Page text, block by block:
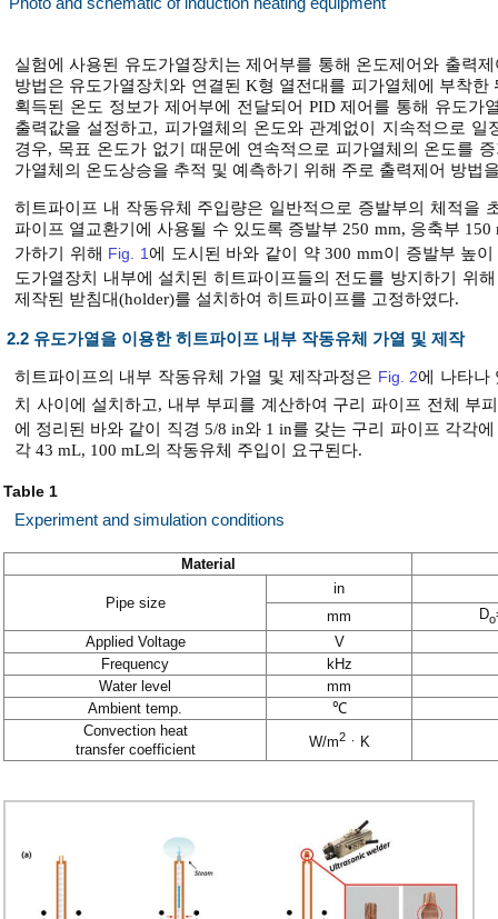
실험에 사용된 유도가열장치는 제어부를 통해 온도제어와 출력
방법은 유도가열장치와 연결된 K형 열전대를 피가열체에 부착
획득된 온도 정보가 제어부에 전달되어 PID 제어를 통해 유도
출력값을 설정하고, 피가열체의 온도와 관계없이 지속적으로
경우, 목표 온도가 없기 때문에 연속적으로 피가열체의 온도를
가열체의 온도상승을 추적 및 예측하기 위해 주로 출력제어 방법
히트파이프 내 작동유체 주입량은 일반적으로 증발부의 체적을
파이프 열교환기에 사용될 수 있도록 증발부 250 mm, 응축부
가하기 위해 Fig. 1에 도시된 바와 같이 약 300 mm이 증발부 높
도가열장치 내부에 설치된 히트파이프들의 전도를 방지하기 위
제작된 받침대(holder)를 설치하여 히트파이프를 고정하였다.
2.2 유도가열을 이용한 히트파이프 내부 작동유체 가열 및 제작
히트파이프의 내부 작동유체 가열 및 제작과정은 Fig. 2에 나타나
치 사이에 설치하고, 내부 부피를 계산하여 구리 파이프 전체 부
에 정리된 바와 같이 직경 5/8 in와 1 in를 갖는 구리 파이프 각각
각 43 mL, 100 mL의 작동유체 주입이 요구된다.
Table 1
Experiment and simulation conditions
Material
Pipe size
in
mm
Do
Applied Voltage
V
Frequency
kHz
Water level
mm
Ambient temp.
℃
Convection heat
transfer coefficient
W/m2ㆍK